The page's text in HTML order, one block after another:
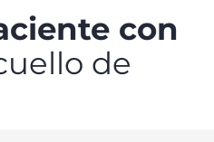
con
de